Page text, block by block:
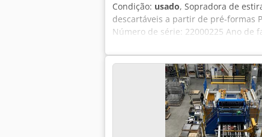
Condição: usado, Sopradora de
descartáveis a partir de pré-formas
Número de série: 22000225 Ano de